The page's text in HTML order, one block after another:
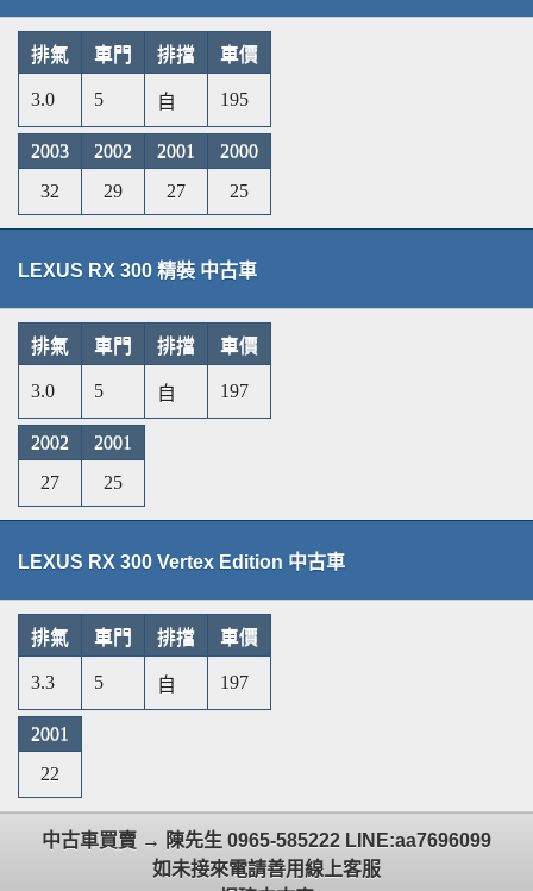
排氣 車門 排擋 車價
3.0 5 自 195
2003 2002 2001
2000
32
29 27 25
LEXUS RX 300 精裝 中古車
排氣 車門 排擋 車價
3.0 5 自 197
2002
2001
27
25
LEXUS RX 300 Vertex Edition 中古車
排氣 車門 排擋 車價
3.3 5 自 197
2001
22
中古車買賣 → 陳先生 0965-585222 LINE:aa7696099
如未接來電請善用線上客服